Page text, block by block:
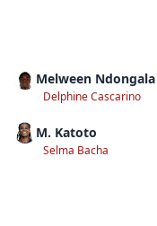
Melween Ndongala
Delphine Cascarino
M. Katoto
Selma Bacha